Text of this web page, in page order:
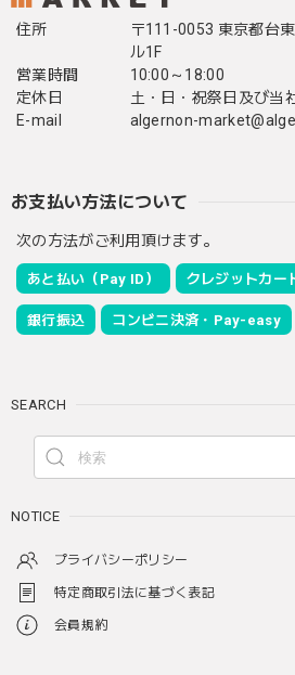
住所
〒111-0053 東京都台
ル1F
営業時間
10:00～18:00
定休日
土・日・祝祭日及び当
E-mail
algernon-
お支払い方法について
次の方法がご利用頂けます。
あと払い（Pay ID） クレジットカー
銀行振込 コンビニ決済・Pay-easy
SEARCH
NOTICE
プライバシーポリシー
特定商取引法に基づく表記
会員規約